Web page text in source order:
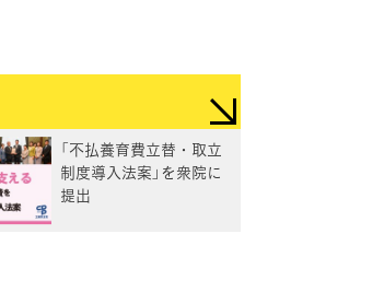
「不払養育費立替・取立
制度導入法案」を衆院に
提出